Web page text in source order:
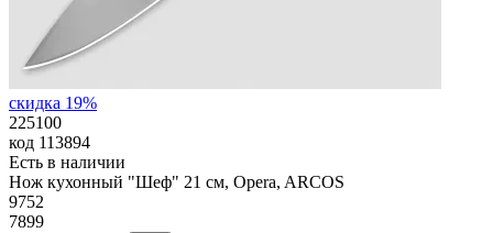
скидка 19%
225100
код 113894
Есть в наличии
Нож кухонный "Шеф" 21 см, Opera, ARCOS
9752
7899